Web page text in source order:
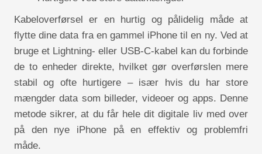
Kabeloverførsel er en hurtig og pålidelig måde at
flytte dine data fra en gammel iPhone til en ny. Ved at
bruge et Lightning- eller USB-C-kabel kan du forbinde
de to enheder direkte, hvilket gør overførslen mere
stabil og ofte hurtigere – især hvis du har store
mængder data som billeder, videoer og apps. Denne
metode sikrer, at du får hele dit digitale liv med over
på den nye iPhone på en effektiv og problemfri
måde.